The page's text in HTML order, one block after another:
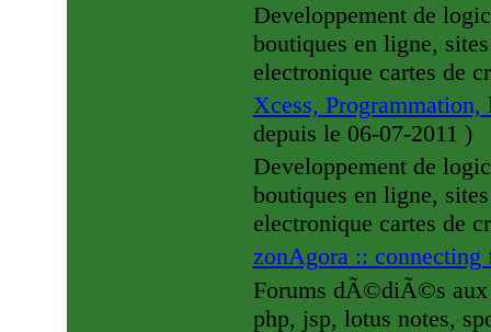
Developpement de
boutiques en ligne,
electronique cartes de
Xcess,
depuis le 06-07-2011 )
Developpement de
boutiques en ligne,
electronique cartes de
zonAgora ::
Forums dÃ©diÃ©s aux
php, jsp, lotus notes,